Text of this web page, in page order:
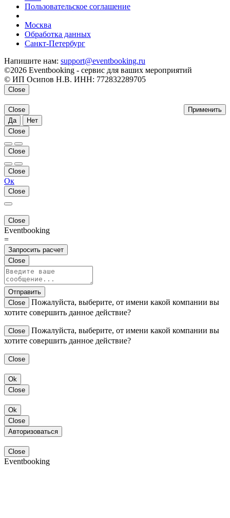
Пользовательское соглашение
Москва
Обработка данных
Санкт-Петербург
Напишите нам: support@eventbooking.ru
©2026 Eventbooking - сервис для ваших мероприятий
© ИП Осипов Н.В. ИНН: 772832289705
Close
Применить
Close
Да
Нет
Close
Close
Close
Ок
Close
Close
Eventbooking
=
Запросить расчет
Close
Отправить
Close
Пожалуйста, выберите, от имени какой компании вы
хотите совершить данное действие?
Close
Пожалуйста, выберите, от имени какой компании вы
хотите совершить данное действие?
Close
Ok
Close
Ok
Close
Авторизоваться
Close
Eventbooking